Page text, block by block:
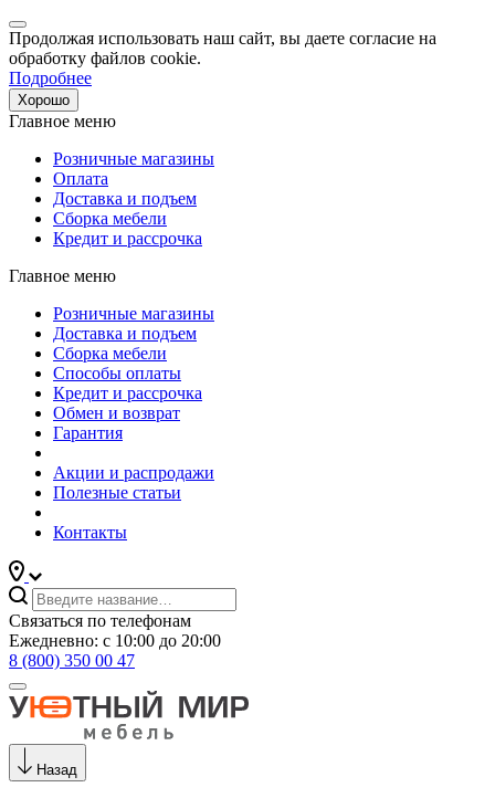
Продолжая использовать наш сайт, вы даете согласие на
обработку файлов cookie.
Подробнее
Хорошо
Главное меню
Розничные магазины
Оплата
Доставка и подъем
Сборка мебели
Кредит и рассрочка
Главное меню
Розничные магазины
Доставка и подъем
Сборка мебели
Способы оплаты
Кредит и рассрочка
Обмен и возврат
Гарантия
Акции и распродажи
Полезные статьи
Контакты
Связаться по телефонам
Ежедневно: с 10:00 до 20:00
8 (800) 350 00 47
Назад